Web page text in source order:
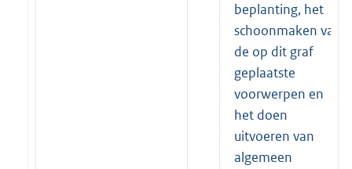
beplanting, het
schoonmaken van
de op dit graf
geplaatste
voorwerpen en
het doen
uitvoeren van
algemeen